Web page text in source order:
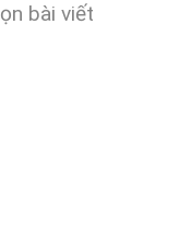
bài viết